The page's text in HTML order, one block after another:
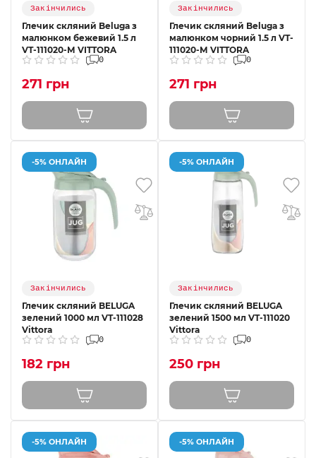
Закінчились
Глечик скляний Beluga з
малюнком бежевий 1.5 л
VT-111020-М VITTORA
0
271 грн
Закінчились
Глечик скляний Beluga з
малюнком чорний 1.5 л VT-
111020-М VITTORA
0
271 грн
-5% ОНЛАЙН
Закінчились
Глечик скляний BELUGA
зелений 1000 мл VT-111028
Vittora
0
182 грн
-5% ОНЛАЙН
Закінчились
Глечик скляний BELUGA
зелений 1500 мл VT-111020
Vittora
0
250 грн
-5% ОНЛАЙН -5% ОНЛАЙН